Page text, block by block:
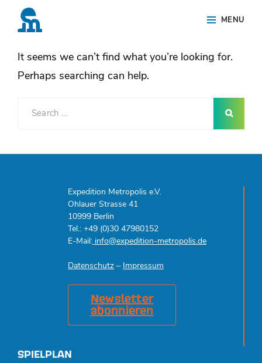
MENU
Overlay
It seems we can’t find what you’re looking for.
Perhaps searching can help.
Expedition Metropolis e.V.
Ohlauer Strasse 41
10999 Berlin
Tel.: +49 (0)30 47980152
E-Mail: info@expedition-metropolis.de
Datenschutz – Impressum
Newsletter
abonnieren
SPIELPLAN